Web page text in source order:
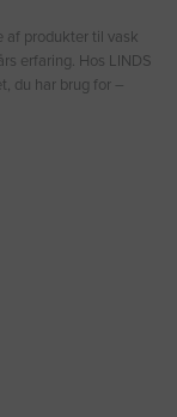
af produkter til vask
erfaring. Hos LINDS
du har brug for –